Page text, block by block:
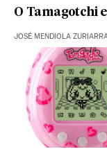
O Tamagotchi
JOSÉ MENDIOLA